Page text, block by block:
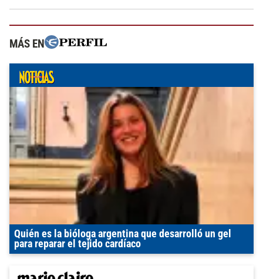
MÁS EN
Quién es la bióloga argentina que desarrolló un gel
para reparar el tejido cardíaco